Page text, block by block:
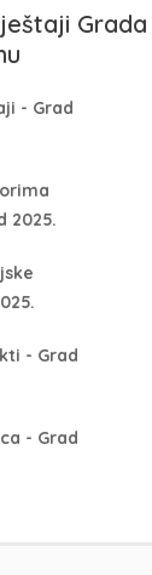
- Grad
2025.
- Grad
- Grad